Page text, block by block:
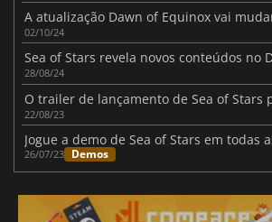
02/10/24
28/08/24
22/08/23
26/07/23 Demos